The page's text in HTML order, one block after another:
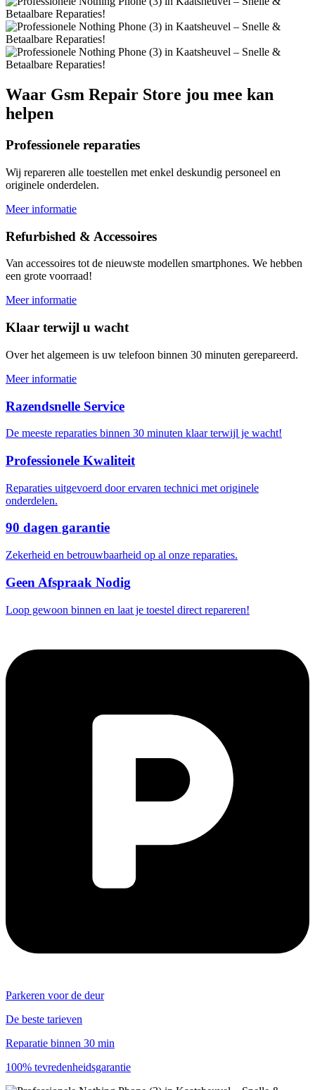
Waar Gsm Repair Store jou mee kan
helpen
Professionele reparaties
Wij repareren alle toestellen met enkel deskundig personeel en
originele onderdelen.
Meer informatie
Refurbished & Accessoires
Van accessoires tot de nieuwste modellen smartphones. We hebben
een grote voorraad!
Meer informatie
Klaar terwijl u wacht
Over het algemeen is uw telefoon binnen 30 minuten gerepareerd.
Meer informatie
Razendsnelle Service
De meeste reparaties binnen 30 minuten klaar terwijl je wacht!
Professionele Kwaliteit
Reparaties uitgevoerd door ervaren technici met originele
onderdelen.
90 dagen garantie
Zekerheid en betrouwbaarheid op al onze reparaties.
Geen Afspraak Nodig
Loop gewoon binnen en laat je toestel direct repareren!
Parkeren voor de deur
De beste tarieven
Reparatie binnen 30 min
100% tevredenheidsgarantie